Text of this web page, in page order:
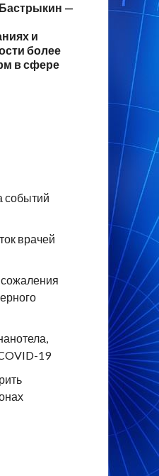
—
и
более
в сфере
событий
врачей
19